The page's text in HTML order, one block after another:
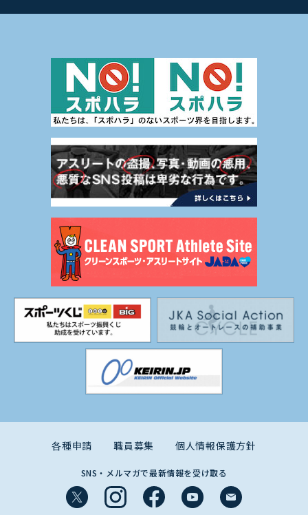
各種申請 職員募集 個人情報保護方針
SNS・メルマガで最新情報を受け取る